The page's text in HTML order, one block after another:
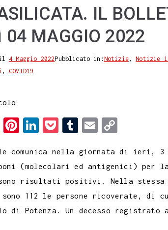
IL
04 MAGGIO 2022
il4 Maggio 2022Pubblicato in: Notizie,Notizie
,COVID19
M
s
s
a
g
P
n
t
e
r
L
n
k
e
d
c
k
e
t
T
m
b
l
r
E
a
i
l
p
y
L
i
n
comunica nella giornata di ieri, 3
(molecolari ed antigenici) per
risultati positivi. Nella stessa
112 le persone ricoverate, di
di Potenza. Un decesso registrato